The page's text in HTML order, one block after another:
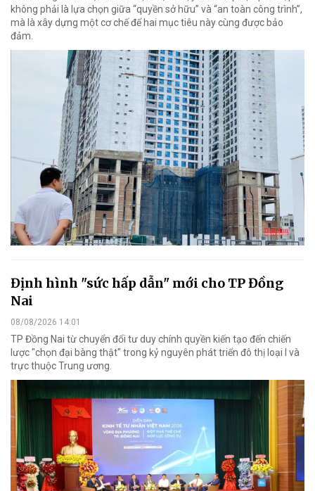
không phải là lựa chọn giữa “quyền sở hữu” và “an toàn công trình”,
mà là xây dựng một cơ chế để hai mục tiêu này cùng được bảo
đảm.
Định hình "sức hấp dẫn" mới cho TP Đồng
Nai
08/08/2026 14:01
TP Đồng Nai từ chuyển đổi tư duy chính quyền kiến tạo đến chiến
lược "chọn đại bàng thật" trong kỷ nguyên phát triển đô thị loại I và
trực thuộc Trung ương.